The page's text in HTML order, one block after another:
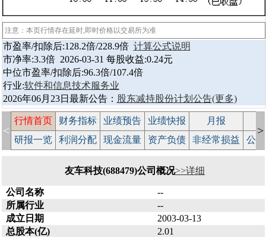
注意：本页行情存在延时,即时价格以交易所为准
市盈率/扣除后:128.2倍/228.9倍 计算公式说明
市净率:3.3倍 2026-03-31 每股收益:0.24元
中位市盈率/扣除后:96.3倍/107.4倍
行业:软件和信息技术服务业
2026年06月23日最新公告： 股东减持股份计划公告(更多)
<
行情首页 财务指标 业绩预告 业绩快报 月报
研报一览
利润分配 现金流量 资产负债 非经常损益 公
>
友车科技(688479)公司概况>>详细
公司名称
--
所属行业
--
成立日期
2003-03-13
总股本(亿)
2.01